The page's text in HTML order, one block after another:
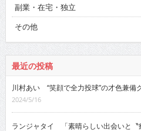
副業・在宅・独立
その他
最近の投稿
川村あい “笑顔で全力投球”の才色兼備
2024/5/16
ランジャタイ 「素晴らしい出会いと〝